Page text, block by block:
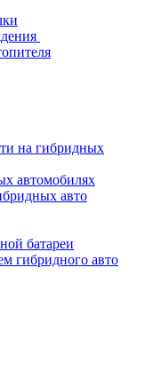
на гибридных
автомобилях
авто
батареи
гибридного авто